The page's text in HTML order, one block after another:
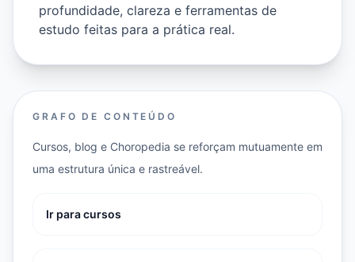
profundidade, clareza e ferramentas de
estudo feitas para a prática real.
GRAFO DE CONTEÚDO
Cursos, blog e Choropedia se reforçam mutuamente em
uma estrutura única e rastreável.
Ir para cursos